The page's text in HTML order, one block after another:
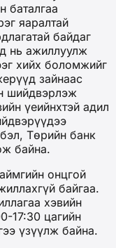
баталгаа
яаралтай
байдаг
нь ажиллуулж
хийх боломжийг
зайнаас
шийдвэрлэж
үеийнхтэй адил
Төрийн банк
байна.
онцгой
байгаа.
хэвийн
17:30 цагийн
үзүүлж байна.